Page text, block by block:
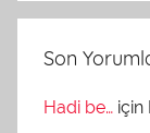
Son
Hadi be… için